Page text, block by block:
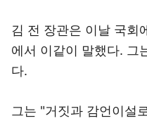
김 전 장관은 이날 국회
에서 이같이 말했다. 그
다.
그는 "거짓과 감언이설